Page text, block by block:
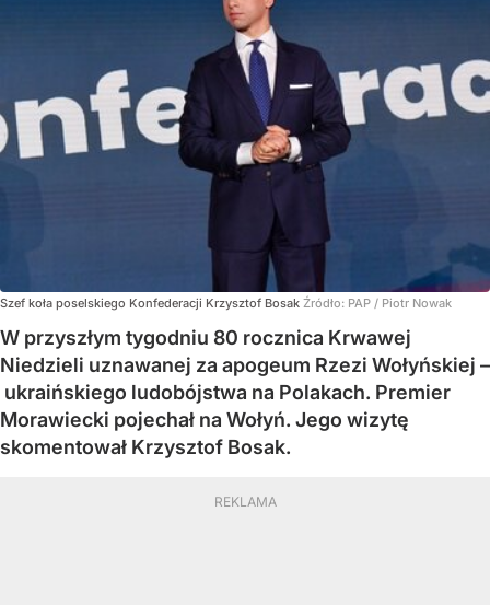
Szef koła poselskiego Konfederacji Krzysztof Bosak Źródło: PAP / Piotr Nowak
W przyszłym tygodniu 80 rocznica Krwawej
Niedzieli uznawanej za apogeum Rzezi Wołyńskiej –
ukraińskiego ludobójstwa na Polakach. Premier
Morawiecki pojechał na Wołyń. Jego wizytę
skomentował Krzysztof Bosak.